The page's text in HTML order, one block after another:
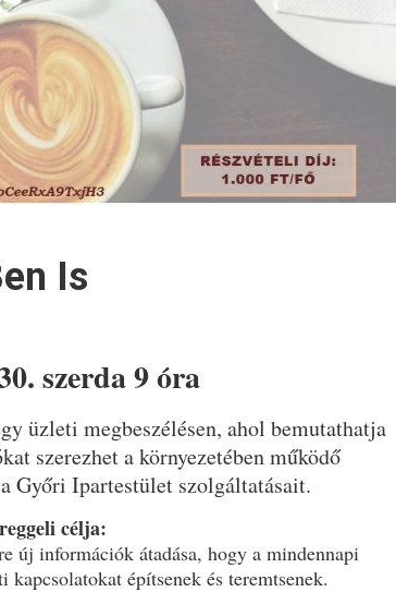
Is
szerda 9 óra
üzleti megbeszélésen, ahol bemutathatja
szerezhet a környezetében működő
Győri Ipartestület szolgáltatásait.
célja:
új információk átadása, hogy a mindennapi
építsenek és teremtsenek.